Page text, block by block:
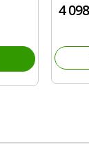
4